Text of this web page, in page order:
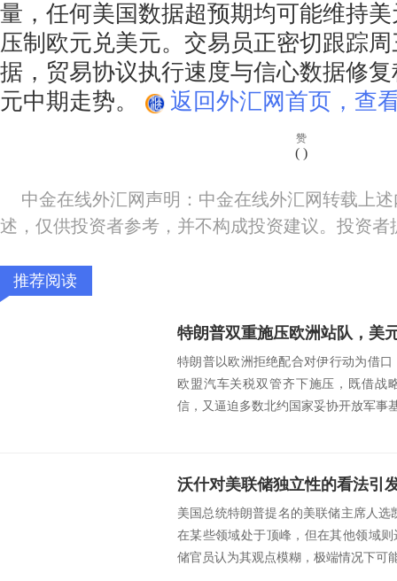
量，任何美国数据超预期均可能维持
压制欧元兑美元。交易员正密切跟踪
据，贸易协议执行速度与信心数据修
元中期走势。
返回外汇网首页，查
赞
( )
中金在线外汇网声明：中金在线外汇网转载上
述，仅供投资者参考，并不构成投资建议。投资
推荐阅读
特朗普以欧洲拒绝配合对伊行动为借
欧盟汽车关税双管齐下施压，既借战
信，又逼迫多数北约国家妥协开放军事
沃什对美联储独立性的看法引
美国总统特朗普提名的美联储主席人选
在某些领域处于顶峰，但在其他领域
储官员认为其观点模糊，极端情况下可